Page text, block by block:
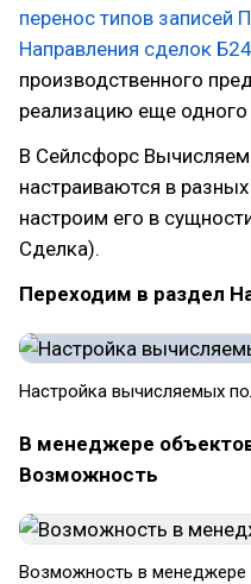
перенос типов записей
Направления сделок Б24
производственного
реализацию еще одного
В Сейлсфорс
настраиваются в
настроим его в
Сделка).
Переходим в раздел
Настройка вычисляемых
В менеджере
Возможность
Возможность в менеджере